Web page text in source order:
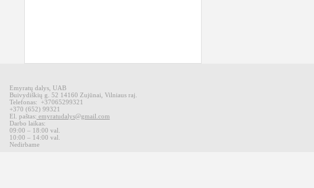
Emyratų dalys, UAB
Buivydiškių g. 52 14160 Zujūnai, Vilniaus raj.
Telefonas: +37065299321
+370 (652) 99321
El. paštas: emyratudalys@gmail.com
Darbo laikas:
09:00 – 18:00 val.
10:00 – 14:00 val.
Nedirbame